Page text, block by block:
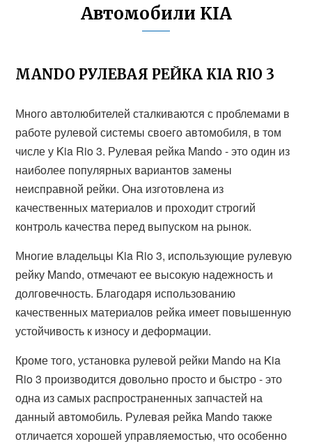
Автомобили KIA
MANDO РУЛЕВАЯ РЕЙКА KIA RIO 3
Много автолюбителей сталкиваются с проблемами в
работе рулевой системы своего автомобиля, в том
числе у Kia Rio 3. Рулевая рейка Mando - это один из
наиболее популярных вариантов замены
неисправной рейки. Она изготовлена из
качественных материалов и проходит строгий
контроль качества перед выпуском на рынок.
Многие владельцы Kia Rio 3, использующие рулевую
рейку Mando, отмечают ее высокую надежность и
долговечность. Благодаря использованию
качественных материалов рейка имеет повышенную
устойчивость к износу и деформации.
Кроме того, установка рулевой рейки Mando на Kia
Rio 3 производится довольно просто и быстро - это
одна из самых распространенных запчастей на
данный автомобиль. Рулевая рейка Mando также
отличается хорошей управляемостью, что особенно